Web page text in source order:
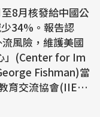
8月核發給中國公
34%。報告認
風險，維護美國
Fishman)當
育交流協會(IIE)統